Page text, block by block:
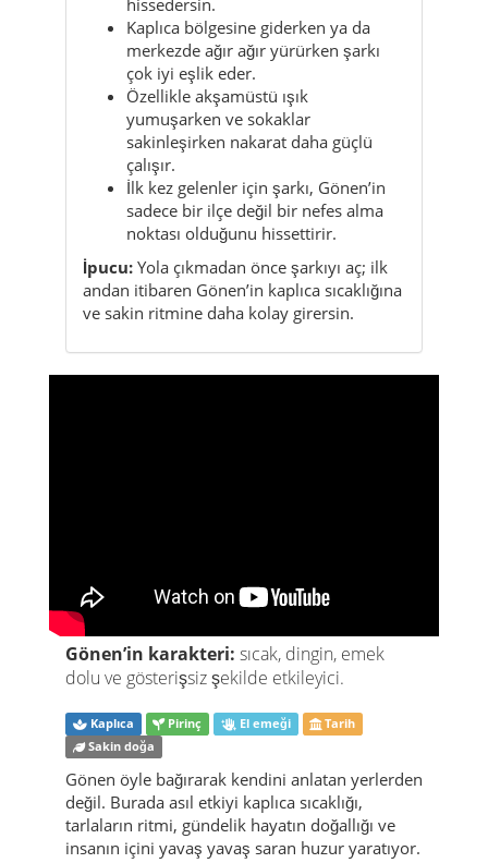
Kaplıca bölgesine giderken ya da
merkezde ağır ağır yürürken şarkı
çok iyi eşlik eder.
Özellikle akşamüstü ışık
yumuşarken ve sokaklar
sakinleşirken nakarat daha güçlü
çalışır.
İlk kez gelenler için şarkı, Gönen’in
sadece bir ilçe değil bir nefes alma
noktası olduğunu hissettirir.
İpucu: Yola çıkmadan önce şarkıyı aç; ilk
andan itibaren Gönen’in kaplıca sıcaklığına
ve sakin ritmine daha kolay girersin.
Gönen’in karakteri: sıcak, dingin, emek
dolu ve gösterişsiz şekilde etkileyici.
Kaplıca Pirinç El emeği
Tarih
Sakin doğa
Gönen öyle bağırarak kendini anlatan yerlerden
değil. Burada asıl etkiyi kaplıca sıcaklığı,
tarlaların ritmi, gündelik hayatın doğallığı ve
insanın içini yavaş yavaş saran huzur yaratıyor.